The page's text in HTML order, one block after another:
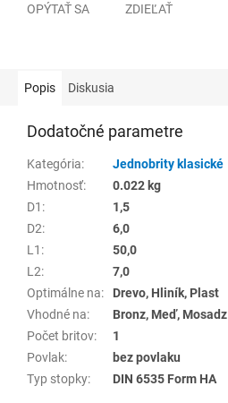
OPÝTAŤ SA ZDIEĽAŤ
Popis Diskusia
Dodatočné parametre
Kategória:
Jednobrity klasické
Hmotnosť:
0.022 kg
D1 :
1,5
D2:
6,0
L1 :
50,0
L2:
7,0
Optimálne na:
Drevo, Hliník, Plast
Vhodné na:
Bronz, Meď, Mosadz
Počet britov:
1
Povlak:
bez povlaku
Typ stopky: DIN 6535 Form HA